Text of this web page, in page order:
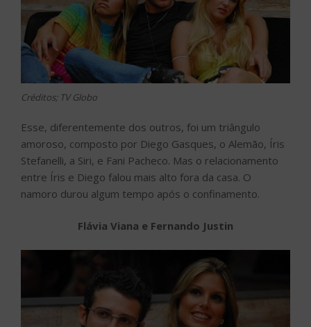
Créditos; TV Globo
Esse, diferentemente dos outros, foi um triângulo
amoroso, composto por Diego Gasques, o Alemão, Íris
Stefanelli, a Siri, e Fani Pacheco. Mas o relacionamento
entre Íris e Diego falou mais alto fora da casa. O
namoro durou algum tempo após o confinamento.
Flávia Viana e Fernando Justin